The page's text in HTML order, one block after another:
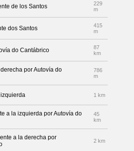
de los Santos
229
m
dos Santos
415
m
do Cantábrico
87
km
por Autovía do
786
m
1 km
a la izquierda por Autovía do
45
km
a la derecha por
2 km